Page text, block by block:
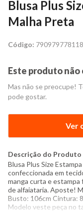
Blusa Plus
Malha Preta
Código:
Este produto não
Mas não se preocupe!
pode gostar.
Ver
Descrição do Produto
Blusa Plus Size
confeccionada em
manga curta e estampa
de alfaiataria. Aposte!
Busto: 106cm Cintura:
Modelo veste peça no